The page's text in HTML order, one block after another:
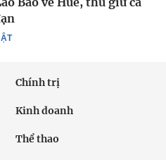
Chính trị
Kinh doanh
Thể thao